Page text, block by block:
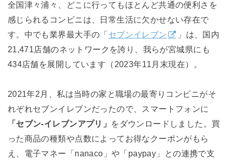
全国津々浦々、どこに行ってもほとんど共通の便利さを
感じられるコンビニは、日常生活に欠かせない存在で
す。中でも業界最大手の「 セブンイレブン
」は、国内
21,471店舗のネットワークを誇り、我らが宮城県にも
434店舗を展開しています（2023年11月末現在）。
2021年2月、私は当時の家と職場の最寄りコンビニがそ
れぞれセブンイレブンだったので、スマートフォンに
「セブン-イレブンアプリ」
をダウンロードしました。買
った商品の種類や点数によってお得なクーポンがもら
え、電子マネー「nanaco」や「paypay」との連携で支